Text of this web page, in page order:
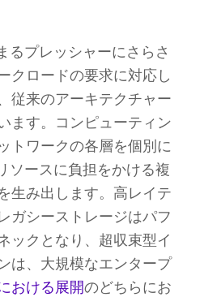
るプレッシャーにさらさ
クロードの要求に対応し
従来のアーキテクチャー
ます。コンピューティン
トワークの各層を個別に
ソースに負担をかける複
生み出します。高レイテ
ガシーストレージはパフ
ックとなり、超収束型イ
は、大規模なエンタープ
おける展開のどちらにお